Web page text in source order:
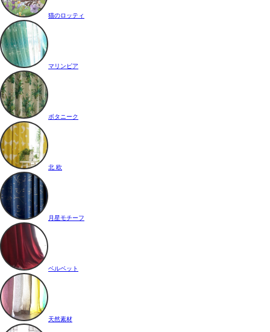
猫のロッティ
マリンピア
ボタニーク
北 欧
月星モチーフ
ベルベット
天然素材